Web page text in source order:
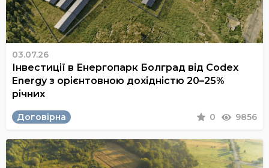
03.07.26
Інвестиції в Енергопарк Болград від Codex
Energy з орієнтовною дохідністю 20–25%
річних
Договірна 0 9856